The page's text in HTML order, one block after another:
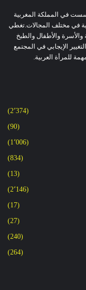
في المملكة المغربية
العربية في مختلف المجالات.تغطي
والأطفال والطبخ
الإيجابي في المجتمع
للمرأة العربية.
(2٬374)
(90)
(1٬006)
(834)
(13)
(2٬146)
(17)
(27)
(240)
(264)